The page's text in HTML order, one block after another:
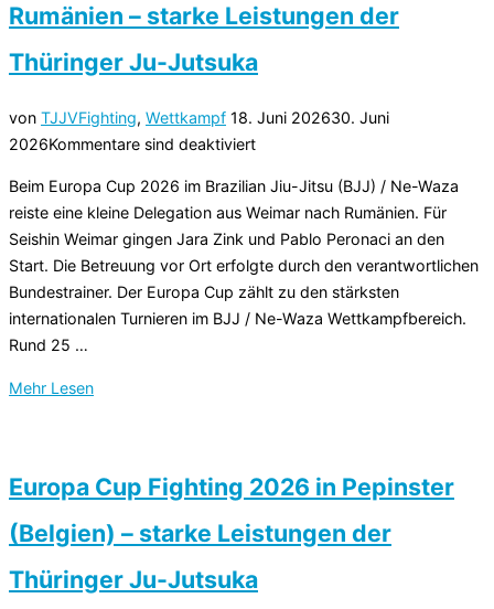
in
den
Disziplinen
Fighting,
Duo,
BJJ
und
Para
U21/Erwachsene“
Rumänien – starke Leistungen der
Thüringer Ju-Jutsuka
von TJJVFighting, WettkampfVeröffentlicht
am
18. Juni 202630. Juni
2026Kommentare sind deaktiviert
Beim Europa Cup 2026 im Brazilian Jiu-Jitsu (BJJ) / Ne-Waza
reiste eine kleine Delegation aus Weimar nach Rumänien. Für
Seishin Weimar gingen Jara Zink und Pablo Peronaci an den
Start. Die Betreuung vor Ort erfolgte durch den verantwortlichen
Bundestrainer. Der Europa Cup zählt zu den stärksten
internationalen Turnieren im BJJ / Ne-Waza Wettkampfbereich.
Rund 25 …
Mehr über
BJJ
Ne-
Waza
2026
Lesen
Europa Cup Fighting 2026 in Pepinster
(Belgien) – starke Leistungen der
Thüringer Ju-Jutsuka